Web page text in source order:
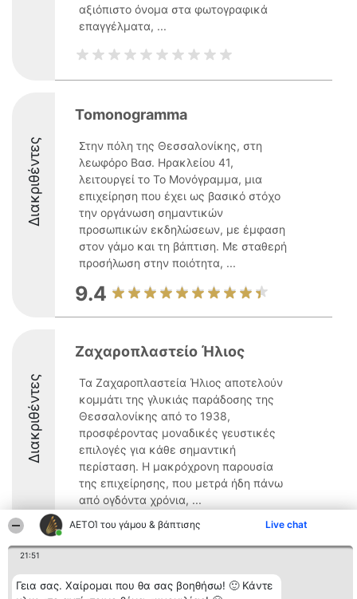
ΑΕΤΟΊ του γάμου & βάπτισης Live chat
21:51
Γεια σας. Χαίρομαι που θα σας βοηθήσω! 🙂 Κάντε
αξιόπιστο όνομα στα φωτογραφικά
επαγγέλματα, ...
Διακριθέντες
Tomonogramma
Στην πόλη της Θεσσαλονίκης, στη
λεωφόρο Βασ. Ηρακλείου 41,
λειτουργεί το Το Μονόγραμμα, μια
επιχείρηση που έχει ως βασικό στόχο
την οργάνωση σημαντικών
προσωπικών εκδηλώσεων, με έμφαση
στον γάμο και τη βάπτιση. Με σταθερή
προσήλωση στην ποιότητα, ...
9.4
Διακριθέντες
Ζαχαροπλαστείο Ήλιος
Τα Ζαχαροπλαστεία Ήλιος αποτελούν
κομμάτι της γλυκιάς παράδοσης της
Θεσσαλονίκης από το 1938,
προσφέροντας μοναδικές γευστικές
επιλογές για κάθε σημαντική
περίσταση. Η μακρόχρονη παρουσία
της επιχείρησης, που μετρά ήδη πάνω
από ογδόντα χρόνια, ...
9.8
Διοργανωτής της
Κατάταξη Επικοινωνία